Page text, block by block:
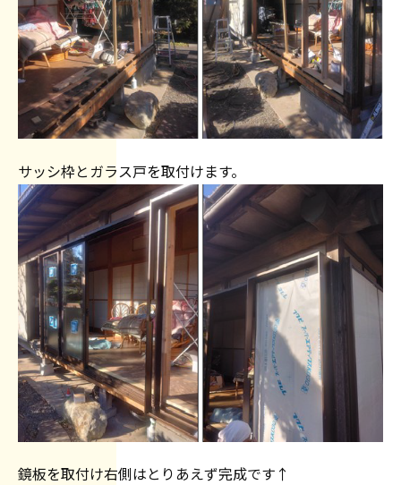
サッシ枠とガラス戸を取付けます。
鏡板を取付け右側はとりあえず完成です↑